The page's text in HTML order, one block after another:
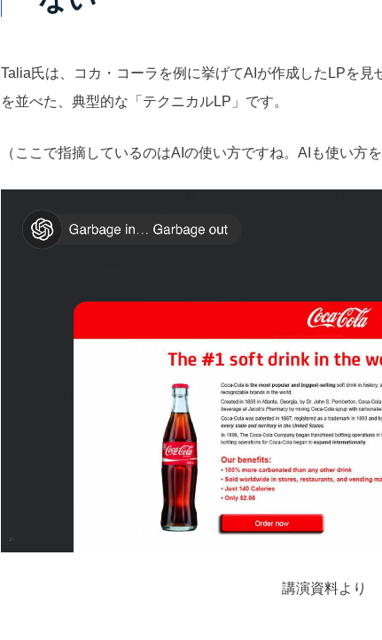
Talia氏は、コカ・コーラを例に挙げてAIが作成したLPを
を並べた、典型的な「テクニカルLP」です。
（ここで指摘しているのはAIの使い方ですね。AIも使い方
講演資料より